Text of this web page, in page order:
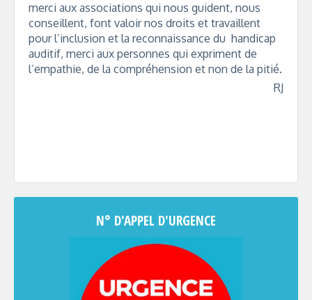
merci aux associations qui nous guident, nous
conseillent, font valoir nos droits et travaillent
pour l’inclusion et la reconnaissance du handicap
auditif, merci aux personnes qui expriment de
l’empathie, de la compréhension et non de la pitié.
RJ
N° D'APPEL D'URGENCE